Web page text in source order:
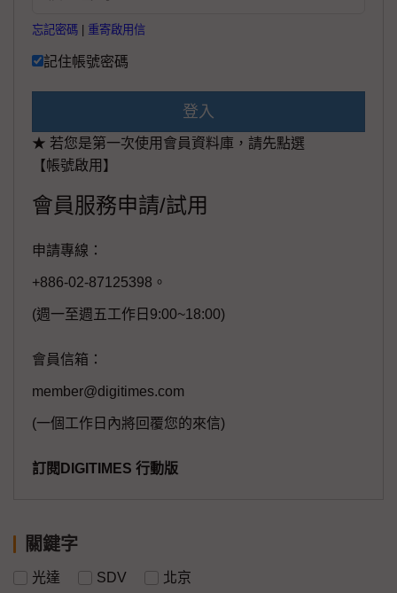
忘記密碼 重寄啟用信
記住帳號密碼
登入
★ 若您是第一次使用會員資料庫，請先點選
【帳號啟用】
會員服務申請/試用
申請專線：
+886-02-87125398。
(週一至週五工作日9:00~18:00)
會員信箱：
member@digitimes.com
(一個工作日內將回覆您的來信)
訂閱DIGITIMES 行動版
關鍵字
光達 SDV 北京